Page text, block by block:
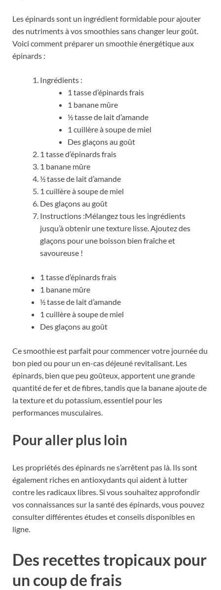
Les épinards sont un ingrédient formidable pour ajouter
des nutriments à vos smoothies sans changer leur goût.
Voici comment préparer un smoothie énergétique aux
épinards :
Ingrédients :
1 tasse d’épinards frais
1 banane mûre
½ tasse de lait d’amande
1 cuillère à soupe de miel
Des glaçons au goût
1 tasse d’épinards frais
1 banane mûre
½ tasse de lait d’amande
1 cuillère à soupe de miel
Des glaçons au goût
Instructions :Mélangez tous les ingrédients
jusqu’à obtenir une texture lisse. Ajoutez des
glaçons pour une boisson bien fraîche et
savoureuse !
1 tasse d’épinards frais
1 banane mûre
½ tasse de lait d’amande
1 cuillère à soupe de miel
Des glaçons au goût
Ce smoothie est parfait pour commencer votre journée du
bon pied ou pour un en-cas déjeuné revitalisant. Les
épinards, bien que peu goûteux, apportent une grande
quantité de fer et de fibres, tandis que la banane ajoute de
la texture et du potassium, essentiel pour les
performances musculaires.
Pour aller plus loin
Les propriétés des épinards ne s’arrêtent pas là. Ils sont
également riches en antioxydants qui aident à lutter
contre les radicaux libres. Si vous souhaitez approfondir
vos connaissances sur la santé des épinards, vous pouvez
consulter différentes études et conseils disponibles en
ligne.
Des recettes tropicaux pour
un coup de frais